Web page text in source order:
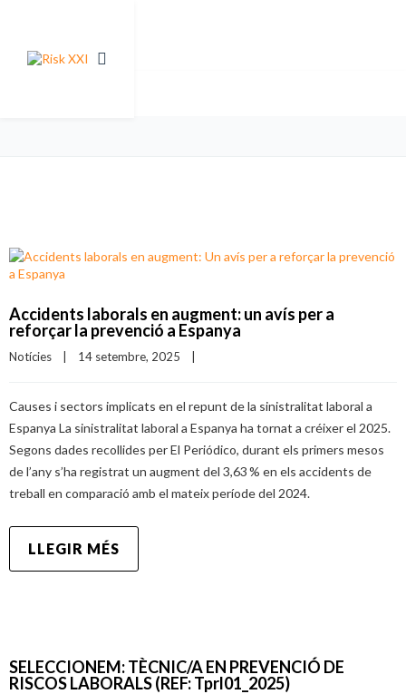
Accidents laborals en augment: un avís per a
reforçar la prevenció a Espanya
Notícies 14 setembre, 2025
Causes i sectors implicats en el repunt de la sinistralitat laboral a
Espanya La sinistralitat laboral a Espanya ha tornat a créixer el 2025.
Segons dades recollides per El Periódico, durant els primers mesos
de l’any s’ha registrat un augment del 3,63 % en els accidents de
treball en comparació amb el mateix període del 2024.
LLEGIR MÉS
SELECCIONEM: TÈCNIC/A EN PREVENCIÓ DE
RISCOS LABORALS (REF: Tprl01_2025)